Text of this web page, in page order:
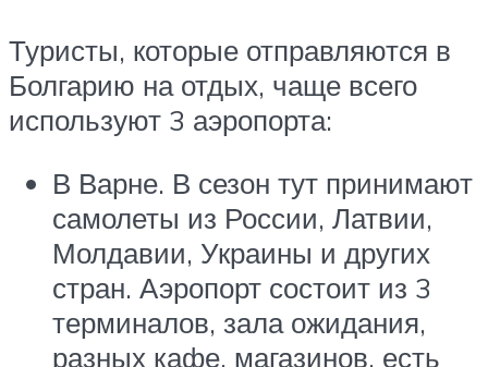
Туристы, которые отправляются в
Болгарию на отдых, чаще всего
используют 3 аэропорта:
В Варне. В сезон тут принимают
самолеты из России, Латвии,
Молдавии, Украины и других
стран. Аэропорт состоит из 3
терминалов, зала ожидания,
разных кафе, магазинов, есть